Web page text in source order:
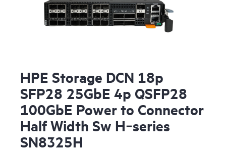
HPE Storage DCN 18p
SFP28 25GbE 4p QSFP28
100GbE Power to Connector
Half Width Sw H‑series
SN8325H